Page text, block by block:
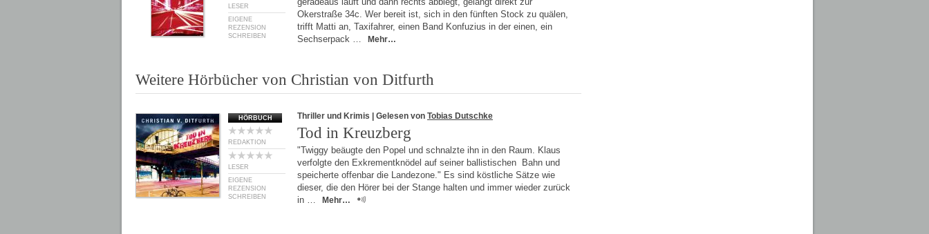
LESER
EIGENE
REZENSION
SCHREIBEN
Okerstraße 34c. Wer bereit ist, sich in den fünften Stock zu quälen,
trifft Matti an, Taxifahrer, einen Band Konfuzius in der einen, ein
Sechserpack …
Mehr…
Weitere Hörbücher von Christian von Ditfurth
HÖRBUCH
REDAKTION
LESER
EIGENE
REZENSION
SCHREIBEN
Thriller und Krimis | Gelesen von Tobias Dutschke
Tod in Kreuzberg
"Twiggy beäugte den Popel und schnalzte ihn in den Raum. Klaus
verfolgte den Exkrementknödel auf seiner ballistischen Bahn und
speicherte offenbar die Landezone." Es sind köstliche Sätze wie
dieser, die den Hörer bei der Stange halten und immer wieder zurück
in …
Mehr…